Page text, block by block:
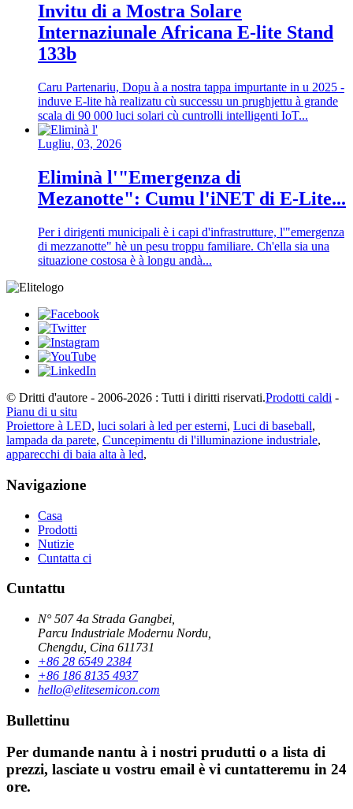
Invitu di a Mostra Solare
Internaziunale Africana E-lite Stand
133b
Caru Partenariu, Dopu à a nostra tappa impurtante in u 2025 -
induve E-lite hà realizatu cù successu un prughjettu à grande
scala di 90 000 luci solari cù cuntrolli intelligenti IoT...
Lugliu, 03, 2026
Eliminà l'"Emergenza di
Mezanotte": Cumu l'iNET di E-Lite...
Per i dirigenti municipali è i capi d'infrastrutture, l'"emergenza
di mezzanotte" hè un pesu troppu familiare. Ch'ella sia una
situazione costosa è à longu andà...
© Dritti d'autore - 2006-2026 : Tutti i diritti riservati.Prodotti caldi -
Pianu di u situ
Proiettore à LED, luci solari à led per esterni, Luci di baseball,
lampada da parete, Cuncepimentu di l'illuminazione industriale,
apparecchi di baia alta à led,
Navigazione
Casa
Prodotti
Nutizie
Cuntatta ci
Cuntattu
N° 507 4a Strada Gangbei,
Parcu Industriale Modernu Nordu,
Chengdu, Cina 611731
+86 28 6549 2384
+86 186 8135 4937
hello@elitesemicon.com
Bullettinu
Per dumande nantu à i nostri prudutti o a lista di
prezzi, lasciate u vostru email è vi cuntatteremu in 24
ore.